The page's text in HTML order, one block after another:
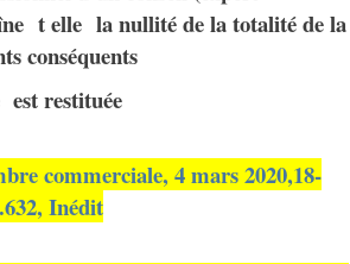
t elle la nullité de la totalité de la
conséquents
est restituée
commerciale, 4 mars 2020,18-
Inédit